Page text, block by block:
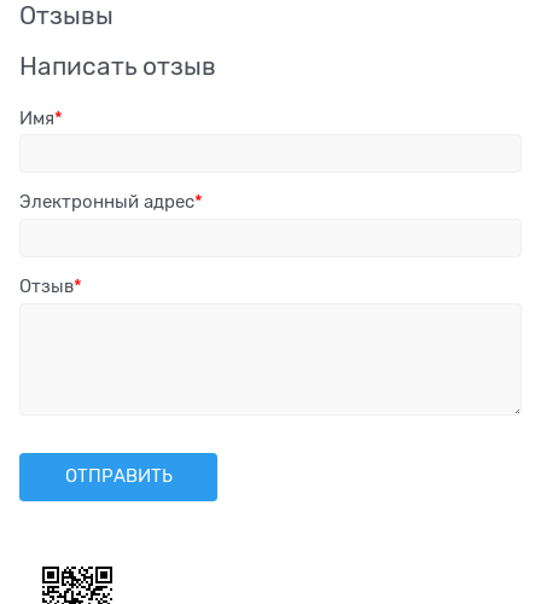
Отзывы
Написать отзыв
Имя
Электронный адрес
Отзыв